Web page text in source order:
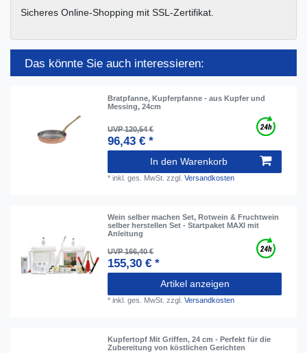
Sicheres Online-Shopping mit SSL-Zertifikat.
Das könnte Sie auch interessieren:
Bratpfanne, Kupferpfanne - aus Kupfer und
Messing, 24cm
UVP 120,54 €
96,43 € *
In den Warenkorb
*inkl. ges. MwSt. zzgl.Versandkosten
Wein selber machen Set, Rotwein & Fruchtwein
selber herstellen Set - Startpaket MAXI mit
Anleitung
UVP 166,40 €
155,30 € *
Artikel anzeigen
*inkl. ges. MwSt. zzgl.Versandkosten
Kupfertopf Mit Griffen, 24 cm - Perfekt für die
Zubereitung von köstlichen Gerichten